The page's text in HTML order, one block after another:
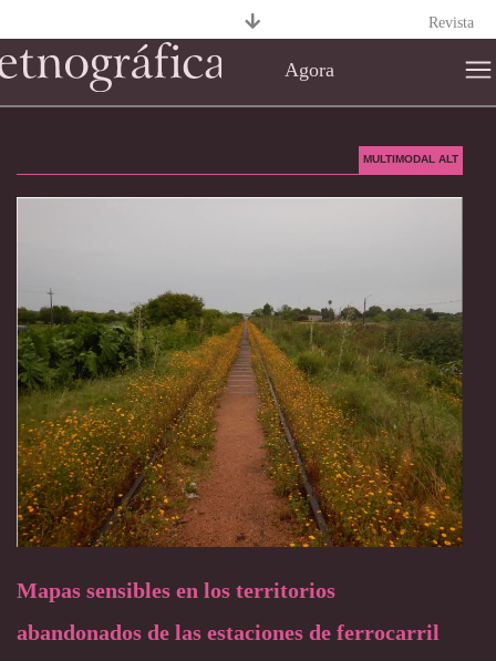
Agora
MULTIMODAL ALT
Mapas sensibles en los territorios
abandonados de las estaciones de ferrocarril
Revista